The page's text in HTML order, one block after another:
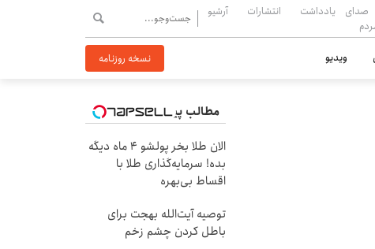
صدای
یادداشت انتشارات آرشیو
ویدیو نسخه روزنامه
مطالب پیشنهادی
الان طلا بخر پولشو 4 ماه دیگه
بده! سرمایه‌گذاری طلا با
اقساط بی‌بهره
توصیه آیت‌الله بهجت برای
باطل کردن چشم زخم